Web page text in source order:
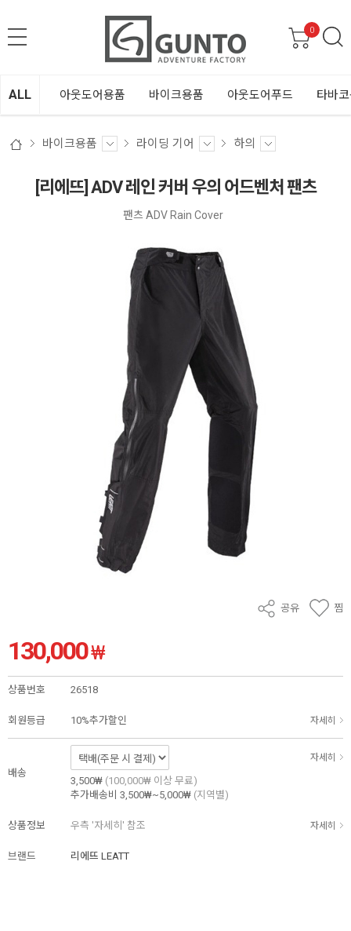
0
ALL 아웃도어용품 바이크용품 아웃도어푸드 타바
바이크용품 라이딩 기어 하의
[리에뜨] ADV 레인 커버 우의 어드벤처 팬츠
팬츠 ADV Rain Cover
공유 찜
130,000₩
상품번호 26518
회원등급 10%추가할인 자세히
배송
자세히
3,500₩ (100,000₩ 이상 무료)
추가배송비 3,500₩~5,000₩ (지역별)
상품정보 우측 '자세히' 참조 자세히
브랜드 리에뜨 LEATT